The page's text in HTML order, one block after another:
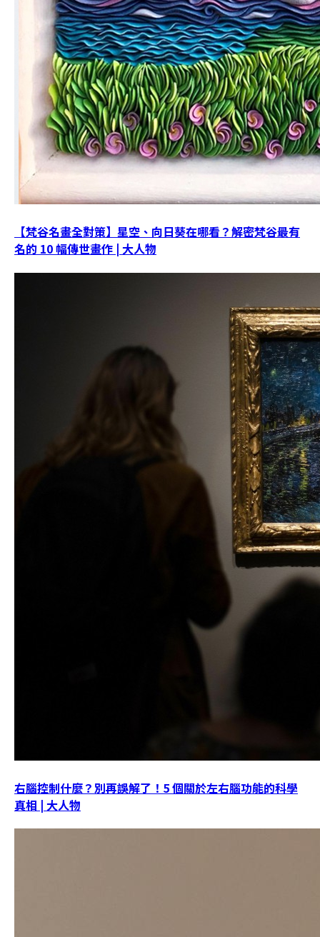
【梵谷名畫全對策】星空、向日葵在哪看？解密梵谷最有
名的 10 幅傳世畫作 | 大人物
右腦控制什麼？別再誤解了！5 個關於左右腦功能的科學
真相 | 大人物